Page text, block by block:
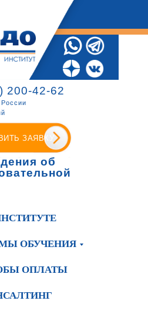
200-42-62
ЗАЯВКУ
об
ОБУЧЕНИЯ
ОПЛАТЫ